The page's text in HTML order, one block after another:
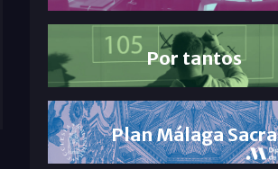
Por tantos
Plan Málaga Sacra